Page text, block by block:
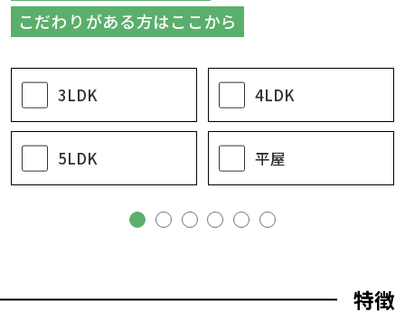
こだわりがある方はここから
3LDK 4LDK
5LDK 平屋
特徴